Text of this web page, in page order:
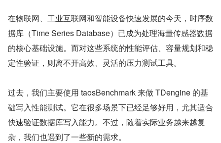
在物联网、工业互联网和智能设备快速发展的今天，时序数
据库（Time Series Database）已成为处理海量传感器数据
的核心基础设施。而对这些系统的性能评估、容量规划和稳
定性验证，则离不开高效、灵活的压力测试工具。
过去，我们主要使用 taosBenchmark 来做 TDengine 的基
础写入性能测试。它在很多场景下已经足够好用，尤其适合
快速验证数据库写入能力。不过，随着实际业务越来越复
杂，我们也遇到了一些新的需求。